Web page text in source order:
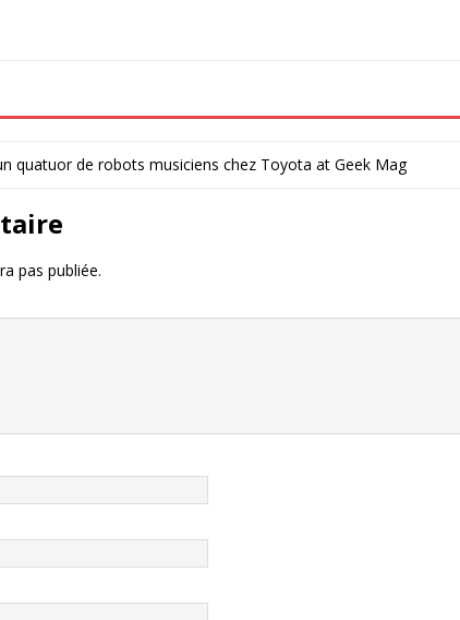
quatuor de robots musiciens chez Toyota at Geek Mag
pas publiée.